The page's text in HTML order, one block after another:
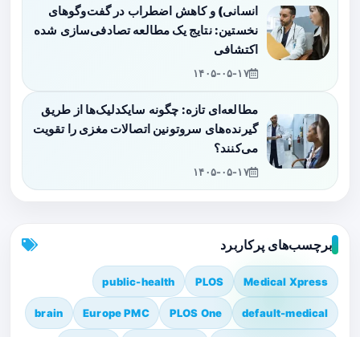
انسانی) و کاهش اضطراب در گفت‌وگوهای
نخستین: نتایج یک مطالعه تصادفی‌سازی شده
اکتشافی
۱۴۰۵-۰۵-۱۷
مطالعه‌ای تازه: چگونه سایکدلیک‌ها از طریق
گیرنده‌های سروتونین اتصالات مغزی را تقویت
می‌کنند؟
۱۴۰۵-۰۵-۱۷
برچسب‌های پرکاربرد
Medical Xpress
PLOS
public-health
default-medical
PLOS One
Europe PMC
brain